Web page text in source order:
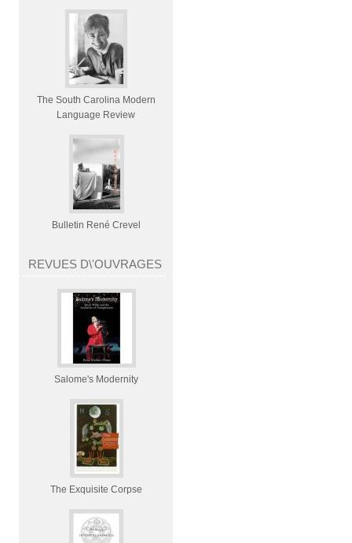
The South Carolina Modern
Language Review
Bulletin René Crevel
REVUES D\'OUVRAGES
Salome's Modernity
The Exquisite Corpse